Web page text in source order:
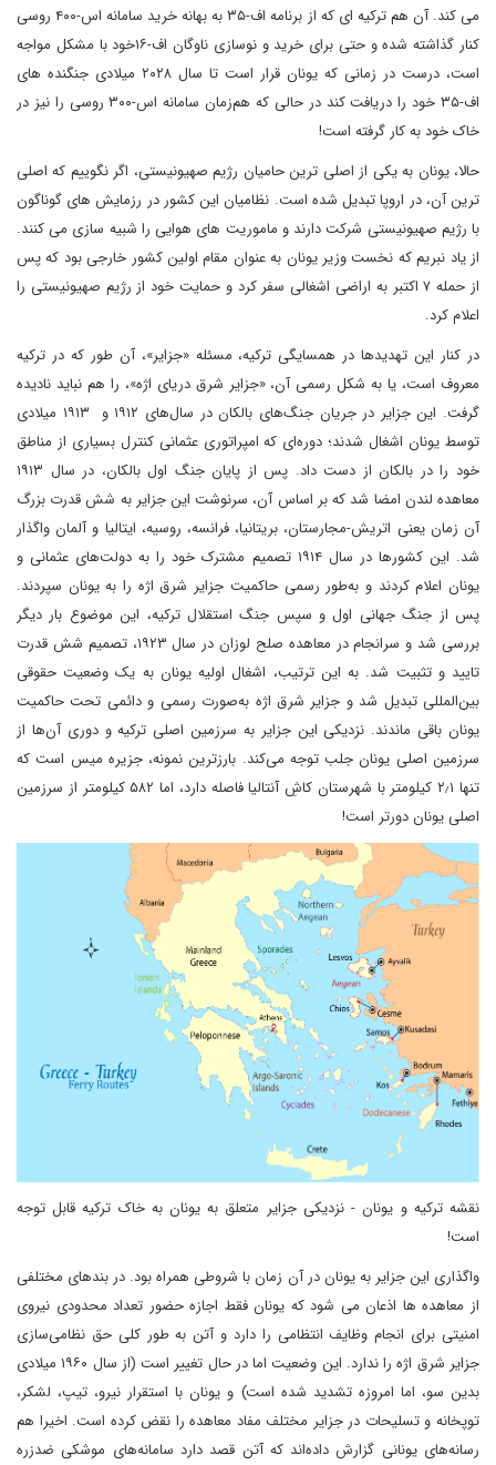
می کند. آن هم ترکیه ای که از برنامه اف-۳۵ به بهانه خرید سامانه اس-۴۰۰ روسی
کنار گذاشته شده و حتی برای خرید و نوسازی ناوگان اف-۱۶خود با مشکل مواجه
است، درست در زمانی که یونان قرار است تا سال ۲۰۲۸ میلادی جنگنده های
اف-۳۵ خود را دریافت کند در حالی که هم‌زمان سامانه اس-۳۰۰ روسی را نیز در
خاک خود به کار گرفته است!
حالا، یونان به یکی از اصلی ترین حامیان رژیم صهیونیستی، اگر نگوییم که اصلی
ترین آن، در اروپا تبدیل شده است. نظامیان این کشور در رزمایش های گوناگون
با رژیم صهیونیستی شرکت دارند و ماموریت های هوایی را شبیه سازی می کنند.
از یاد نبریم که نخست وزیر یونان به عنوان مقام اولین کشور خارجی بود که پس
از حمله ۷ اکتبر به اراضی اشغالی سفر کرد و حمایت خود از رژیم صهیونیستی را
اعلام کرد.
در کنار این تهدیدها در همسایگی ترکیه، مسئله «جزایر»، آن طور که در ترکیه
معروف است، یا به شکل رسمی آن، «جزایر شرق دریای اژه»، را هم نباید نادیده
گرفت. این جزایر در جریان جنگ‌های بالکان در سال‌های ۱۹۱۲ و ۱۹۱۳ میلادی
توسط یونان اشغال شدند؛ دوره‌ای که امپراتوری عثمانی کنترل بسیاری از مناطق
خود را در بالکان از دست داد. پس از پایان جنگ اول بالکان، در سال ۱۹۱۳
معاهده لندن امضا شد که بر اساس آن، سرنوشت این جزایر به شش قدرت بزرگ
آن زمان یعنی اتریش-مجارستان، بریتانیا، فرانسه، روسیه، ایتالیا و آلمان واگذار
شد. این کشورها در سال ۱۹۱۴ تصمیم مشترک خود را به دولت‌های عثمانی و
یونان اعلام کردند و به‌طور رسمی حاکمیت جزایر شرق اژه را به یونان سپردند.
پس از جنگ جهانی اول و سپس جنگ استقلال ترکیه، این موضوع بار دیگر
بررسی شد و سرانجام در معاهده صلح لوزان در سال ۱۹۲۳، تصمیم شش قدرت
تایید و تثبیت شد. به این ترتیب، اشغال اولیه یونان به یک وضعیت حقوقی
بین‌المللی تبدیل شد و جزایر شرق اژه به‌صورت رسمی و دائمی تحت حاکمیت
یونان باقی ماندند. نزدیکی این جزایر به سرزمین اصلی ترکیه و دوری آن‌ها از
سرزمین اصلی یونان جلب توجه می‌کند. بارزترین نمونه، جزیره میس است که
تنها ۲٫۱ کیلومتر با شهرستان کاشِ آنتالیا فاصله دارد، اما ۵۸۲ کیلومتر از سرزمین
اصلی یونان دورتر است!
نقشه ترکیه و یونان - نزدیکی جزایر متعلق به یونان به خاک ترکیه قابل توجه
است!
واگذاری این جزایر به یونان در آن زمان با شروطی همراه بود. در بندهای مختلفی
از معاهده ها اذعان می شود که یونان فقط اجازه حضور تعداد محدودی نیروی
امنیتی برای انجام وظایف انتظامی را دارد و آتن به طور کلی حق نظامی‌سازی
جزایر شرق اژه را ندارد. این وضعیت اما در حال تغییر است (از سال ۱۹۶۰ میلادی
بدین سو، اما امروزه تشدید شده است) و یونان با استقرار نیرو، تیپ، لشکر،
توپخانه و تسلیحات در جزایر مختلف مفاد معاهده را نقض کرده است. اخیرا هم
رسانه‌های یونانی گزارش داده‌اند که آتن قصد دارد سامانه‌های موشکی ضدزره